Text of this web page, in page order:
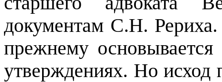
документам С.Н.
прежнему
утверждениях. Но исход